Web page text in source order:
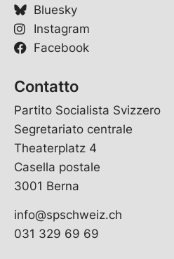
Bluesky
Instagram
Facebook
Contatto
Partito Socialista Svizzero
Segretariato centrale
Theaterplatz 4
Casella postale
3001 Berna
info@spschweiz.ch
031 329 69 69